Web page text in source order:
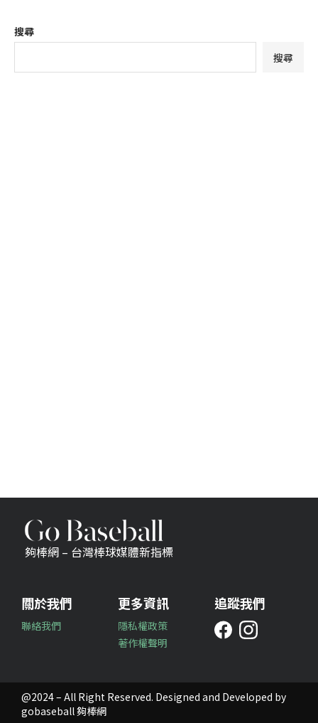
搜尋
搜尋
夠棒網 – 台灣棒球媒體新指標
關於我們
聯絡我們
更多資訊
隱私權政策
著作權聲明
追蹤我們
@2024 – All Right Reserved. Designed and Developed by
gobaseball 夠棒網